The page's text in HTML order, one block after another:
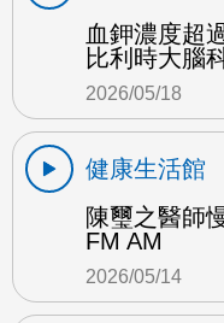
血鉀濃度超
比利時大腦
2026/05/18
健康生活館
陳璽之醫師
FM AM
2026/05/14